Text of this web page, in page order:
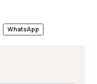
WhatsApp